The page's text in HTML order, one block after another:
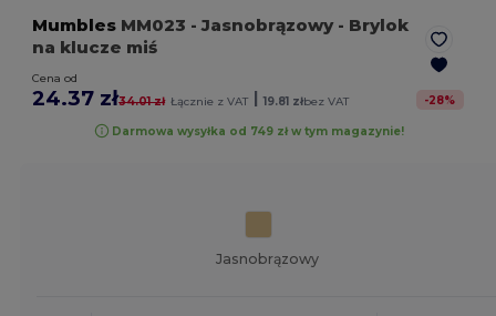
Mumbles MM023 - Jasnobrązowy- Brylok
na klucze miś
Cena od
24.37 zł34.01 zł Łącznie z VAT | 19.81 złbez VAT -28%
Darmowa wysyłka od 749 zł w tym magazynie!
Jasnobrązowy